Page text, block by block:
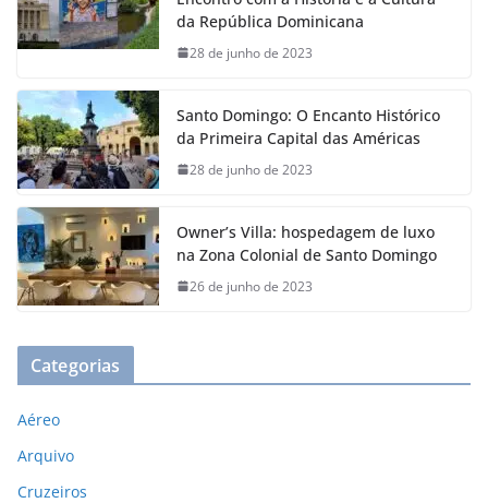
da República Dominicana
28 de junho de 2023
Santo Domingo: O Encanto Histórico
da Primeira Capital das Américas
28 de junho de 2023
Owner’s Villa: hospedagem de luxo
na Zona Colonial de Santo Domingo
26 de junho de 2023
Categorias
Aéreo
Arquivo
Cruzeiros